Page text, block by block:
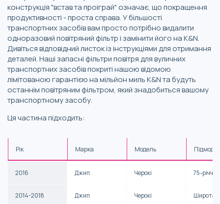
конструкція "встав та проіграй" означає, що покращення
продуктивності - проста справа. У більшості
транспортних засобів вам просто потрібно видалити
одноразовий повітряний фільтр і замінити його на K&N.
Дивіться відповідний листок із інструкціями для отримання
деталей. Наші запасні фільтри повітря для вуличних
транспортних засобів покриті нашою відомою
лімітованою гарантією на мільйон миль K&N та будуть
останнім повітряним фільтром, який знадобиться вашому
транспортному засобу.
Ця частина підходить:
Рік Марка Модель
2016 Джип Черокі 75-річчя
2014-2018 Джип Черокі Широта